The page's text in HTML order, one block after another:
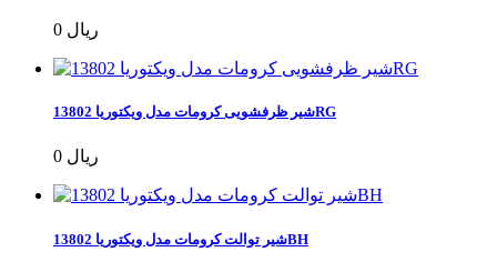
0 ریال
شیر ظرفشویی کرومات مدل ویکتوریا 13802RG
0 ریال
شیر توالت کرومات مدل ویکتوریا 13802BH